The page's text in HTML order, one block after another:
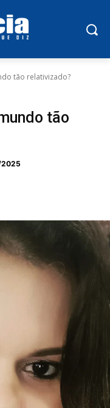
tão relativizado?
tão